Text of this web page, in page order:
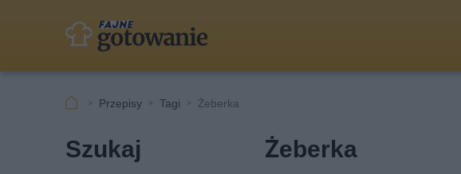
Przepisy Tagi Żeberka
Żeberka
Szukaj